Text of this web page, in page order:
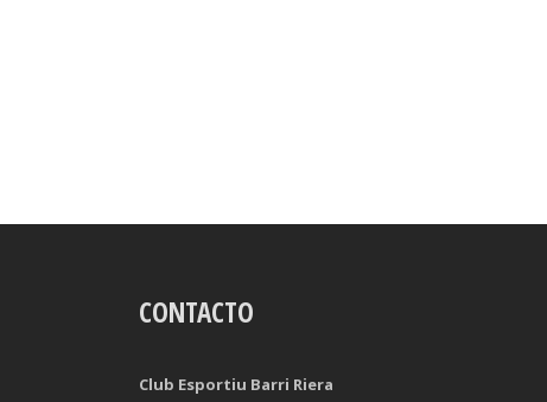
CONTACTO
Club Esportiu Barri Riera